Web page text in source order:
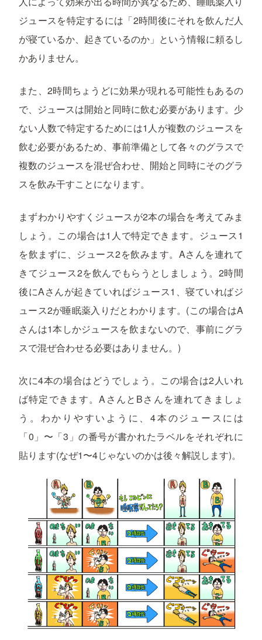
ジュースを特定するには「2時間後にそれを飲んだ人
が寝ているか、起きているのか」という情報に頼るし
かありません。
また、2時間ちょうどに効果が現れる可能性もあるの
で、ジュースは開始と同時に飲む必要があります。少
ない人数で特定するためには1人が複数のジュースを
飲む必要があるため、事前準備として各々のグラスで
複数のジュースを混ぜ合わせ、開始と同時にそのグラ
スを飲み干すことになります。
まずわかりやすくジュースが2本の場合を考えてみま
しょう。この場合は1人で特定できます。ジュース1
を飲まずに、ジュース2を飲みます。Aさんを連れて
きてジュース2を飲んでもらうとしましょう。2時間
後にAさんが起きていればジュース1、寝ていればジ
ュース2が睡眠薬入りだとわかります。(この場合はA
さんは1本しかジュースを飲まないので、事前にグラ
スで混ぜ合わせる必要はありません。)
次に4本の場合はどうでしょう。この場合は2人いれ
ば特定できます。AさんとBさんを連れてきましょ
う。わかりやすいように、4本のジュースには
「0」〜「3」の番号が書かれたラベルをそれぞれに
貼ります(なぜ1〜4じゃないのかは後々解説します)。